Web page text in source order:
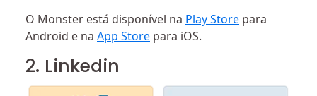
O Monster está disponível na Play Store para
Android e na App Store para iOS.
2. Linkedin